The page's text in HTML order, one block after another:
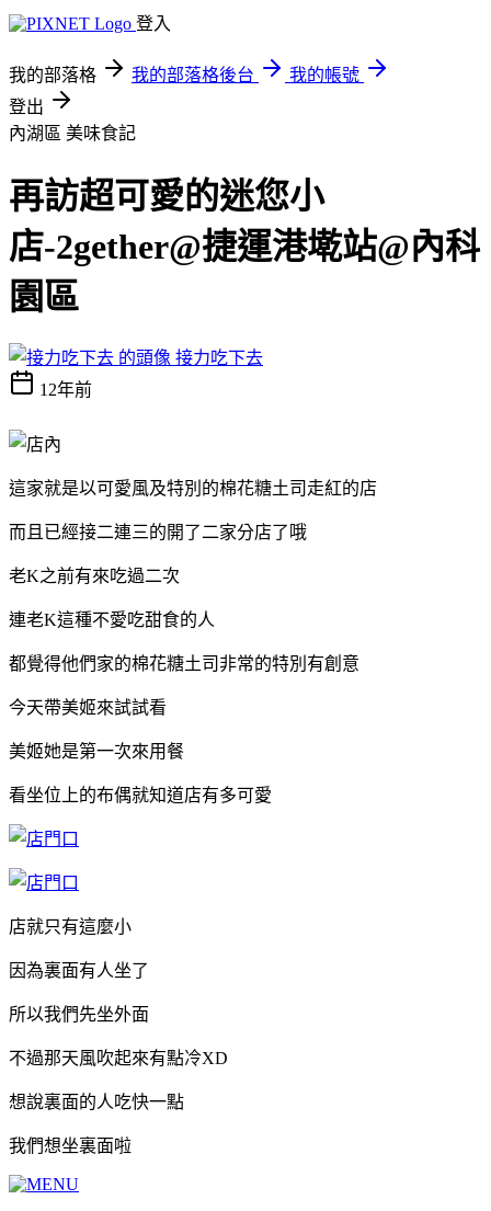
登入
我的部落格 我的部落格後台
我的帳號
登出
內湖區 美味食記
再訪超可愛的迷您小
店-2gether@捷運港墘站@內科
園區
接力吃下去
12年前
這家就是以可愛風及特別的棉花糖土司走紅的店
而且已經接二連三的開了二家分店了哦
老K之前有來吃過二次
連老K這種不愛吃甜食的人
都覺得他們家的棉花糖土司非常的特別有創意
今天帶美姬來試試看
美姬她是第一次來用餐
看坐位上的布偶就知道店有多可愛
店就只有這麼小
因為裏面有人坐了
所以我們先坐外面
不過那天風吹起來有點冷XD
想說裏面的人吃快一點
我們想坐裏面啦